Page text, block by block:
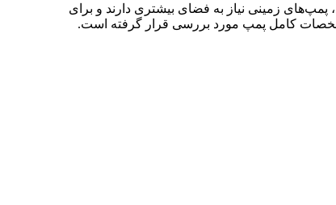
زمینی نیاز به فضای بیشتری دارند و برای
کامل پمپ مورد بررسی قرار گرفته است.